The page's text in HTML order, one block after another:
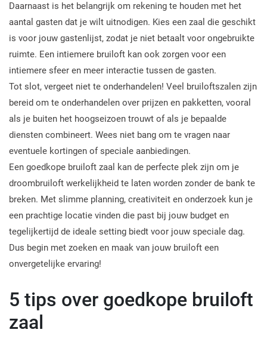
Daarnaast is het belangrijk om rekening te houden met het
aantal gasten dat je wilt uitnodigen. Kies een zaal die geschikt
is voor jouw gastenlijst, zodat je niet betaalt voor ongebruikte
ruimte. Een intiemere bruiloft kan ook zorgen voor een
intiemere sfeer en meer interactie tussen de gasten.
Tot slot, vergeet niet te onderhandelen! Veel bruiloftszalen zijn
bereid om te onderhandelen over prijzen en pakketten, vooral
als je buiten het hoogseizoen trouwt of als je bepaalde
diensten combineert. Wees niet bang om te vragen naar
eventuele kortingen of speciale aanbiedingen.
Een goedkope bruiloft zaal kan de perfecte plek zijn om je
droombruiloft werkelijkheid te laten worden zonder de bank te
breken. Met slimme planning, creativiteit en onderzoek kun je
een prachtige locatie vinden die past bij jouw budget en
tegelijkertijd de ideale setting biedt voor jouw speciale dag.
Dus begin met zoeken en maak van jouw bruiloft een
onvergetelijke ervaring!
5 tips over goedkope bruiloft
zaal